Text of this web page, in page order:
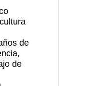
de
de